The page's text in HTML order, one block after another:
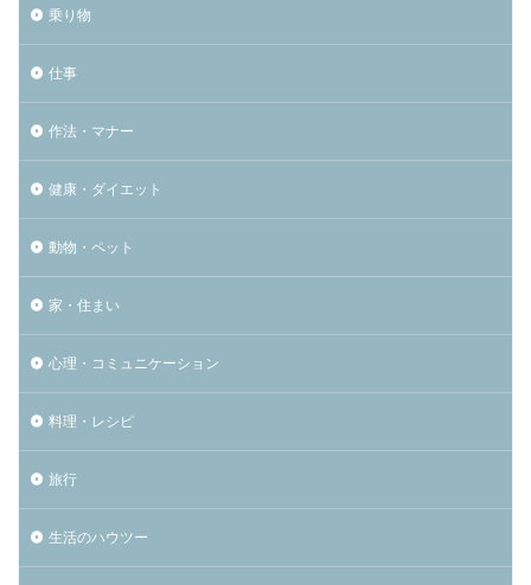
乗り物
仕事
作法・マナー
健康・ダイエット
動物・ペット
家・住まい
心理・コミュニケーション
料理・レシピ
旅行
生活のハウツー